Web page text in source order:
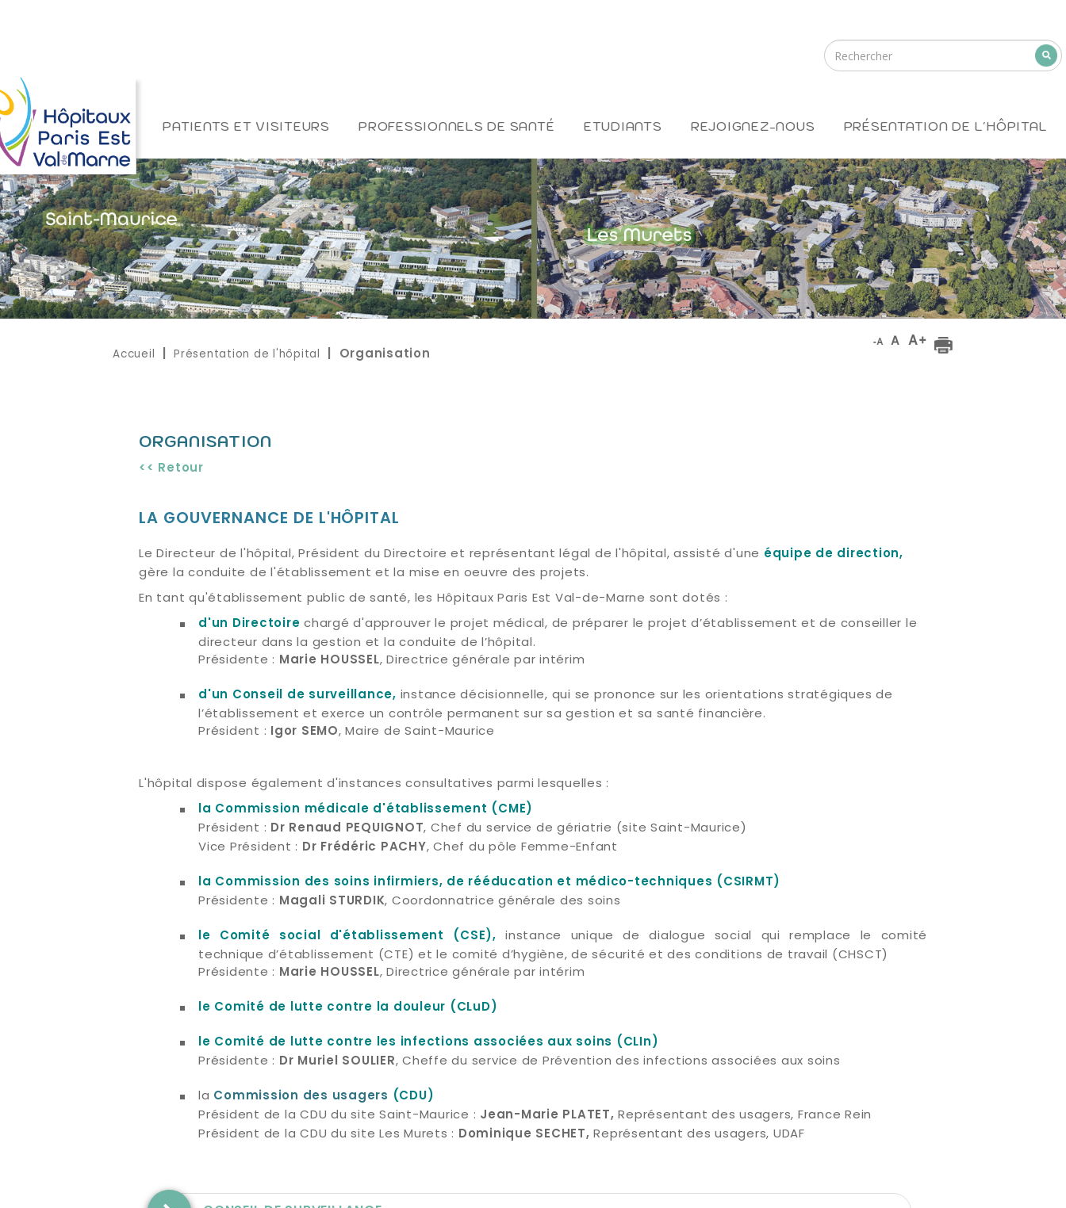
PATIENTS ET VISITEURS PROFESSIONNELS DE SANTÉ ETUDIANTS REJOIGNEZ-NOUS PRÉSENTATION DE L'HÔPITAL
Accueil Présentation de l'hôpital | Organisation
ORGANISATION
<< Retour
LA GOUVERNANCE DE L'HÔPITAL
Le Directeur de l'hôpital, Président du Directoire et représentant légal de l'hôpital, assisté d'une équipe de direction,
gère la conduite de l'établissement et la mise en oeuvre des projets.
En tant qu'établissement public de santé, les Hôpitaux Paris Est Val-de-Marne sont dotés :
d'un Directoire chargé d'approuver le projet médical, de préparer le projet d’établissement et de conseiller le
directeur dans la gestion et la conduite de l’hôpital.
Présidente : Marie HOUSSEL, Directrice générale par intérim
d'un Conseil de surveillance, instance décisionnelle, qui se prononce sur les orientations stratégiques de
l’établissement et exerce un contrôle permanent sur sa gestion et sa santé financière.
Président : Igor SEMO, Maire de Saint-Maurice
L'hôpital dispose également d'instances consultatives parmi lesquelles :
la Commission médicale d'établissement (CME)
Président : Dr Renaud PEQUIGNOT, Chef du service de gériatrie (site Saint-Maurice)
Vice Président : Dr Frédéric PACHY, Chef du pôle Femme-Enfant
la Commission des soins infirmiers, de rééducation et médico-techniques (CSIRMT)
Présidente : Magali STURDIK, Coordonnatrice générale des soins
le Comité social d'établissement (CSE),instance unique de dialogue social qui remplace le comité
technique d’établissement (CTE) et le comité d’hygiène, de sécurité et des conditions de travail (CHSCT)
Présidente : Marie HOUSSEL, Directrice générale par intérim
le Comité de lutte contre la douleur (CLuD)
le Comité de lutte contre les infections associées aux soins (CLIn)
Présidente : Dr Muriel SOULIER, Cheffe du service de Prévention des infections associées aux soins
la Commission des usagers (CDU)
Président de la CDU du site Saint-Maurice : Jean-Marie PLATET, Représentant des usagers, France Rein
Président de la CDU du site Les Murets : Dominique SECHET, Représentant des usagers, UDAF